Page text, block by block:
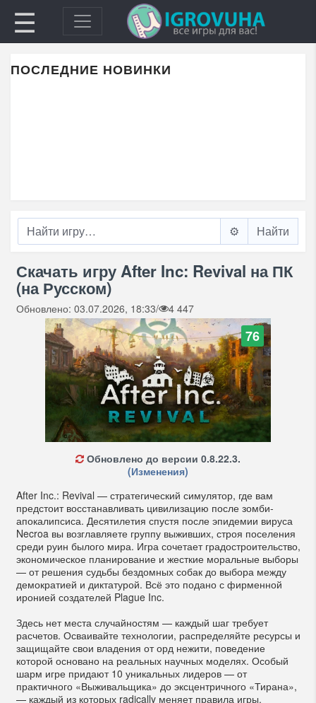
☰
ПОСЛЕДНИЕ НОВИНКИ
⚙️
Скачать игру After Inc: Revival на ПК
(на Русском)
Обновлено: 03.07.2026, 18:33/ 4 447
76
Обновлено до версии 0.8.22.3.
(Изменения)
After Inc.: Revival — стратегический симулятор, где вам
предстоит восстанавливать цивилизацию после зомби-
апокалипсиса. Десятилетия спустя после эпидемии вируса
Necroa вы возглавляете группу выживших, строя поселения
среди руин былого мира. Игра сочетает градостроительство,
экономическое планирование и жесткие моральные выборы
— от решения судьбы бездомных собак до выбора между
демократией и диктатурой. Всё это подано с фирменной
иронией создателей Plague Inc.
Здесь нет места случайностям — каждый шаг требует
расчетов. Осваивайте технологии, распределяйте ресурсы и
защищайте свои владения от орд нежити, поведение
которой основано на реальных научных моделях. Особый
шарм игре придают 10 уникальных лидеров — от
практичного «Выживальщика» до эксцентричного «Тирана»,
— каждый из которых radically меняет правила игры.